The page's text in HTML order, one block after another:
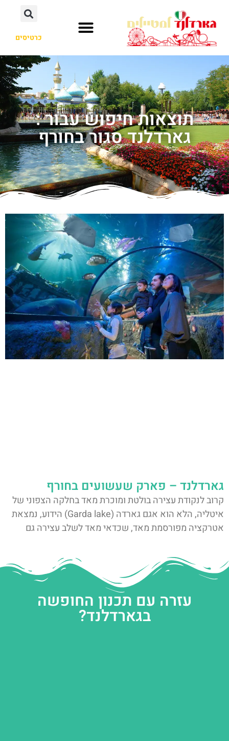
כרטיסים
תוצאות חיפוש עבור :
גארדלנד סגור בחורף
גארדלנד – פארק שעשועים בחורף
קרוב לנקודת עצירה בולטת ומוכרת מאד בחלקה הצפוני של
איטליה, הלא הוא אגם גארדה (Garda lake) הידוע, נמצאת
אטרקציה מפורסמת מאד, שכדאי מאד לשלב עצירה גם
עזרה עם תכנון החופשה
בגארדלנד?